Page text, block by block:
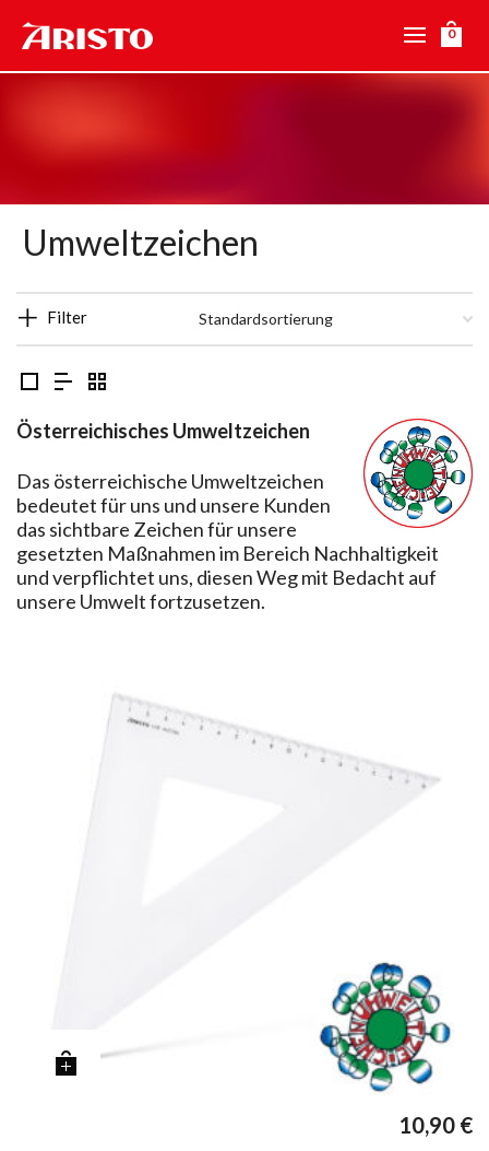
0
Umweltzeichen
Filter
Österreichisches Umweltzeichen
Das österreichische Umweltzeichen
bedeutet für uns und unsere Kunden
das sichtbare Zeichen für unsere
gesetzten Maßnahmen im Bereich Nachhaltigkeit
und verpflichtet uns, diesen Weg mit Bedacht auf
unsere Umwelt fortzusetzen.
10,90 €